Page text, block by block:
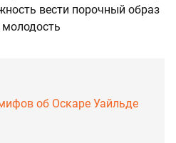
вести порочный образ
об Оскаре Уайльде